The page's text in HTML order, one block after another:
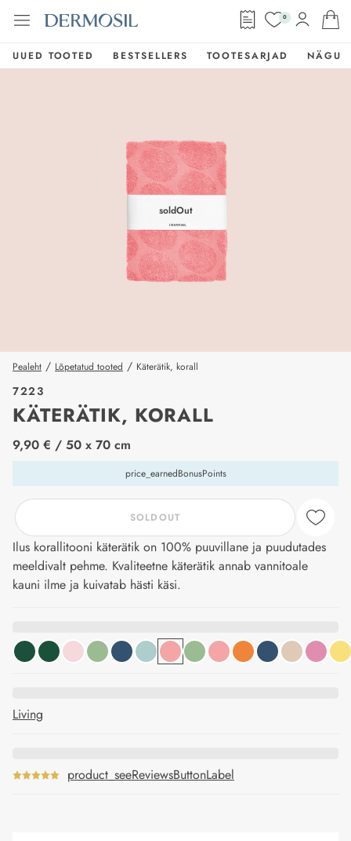
0
UUED TOOTED BESTSELLERS TOOTESARJAD NÄGU
soldOut
Pealeht / Lõpetatud tooted / Käterätik, korall
7223
KÄTERÄTIK, KORALL
price_label
9,90 € / 50 x 70 cm
price_earnedBonusPoints
SOLDOUT
Ilus korallitooni käterätik on 100% puuvillane ja puudutades
meeldivalt pehme. Kvaliteetne käterätik annab vannitoale
kauni ilme ja kuivatab hästi käsi.
Living
product_seeReviewsButtonLabel